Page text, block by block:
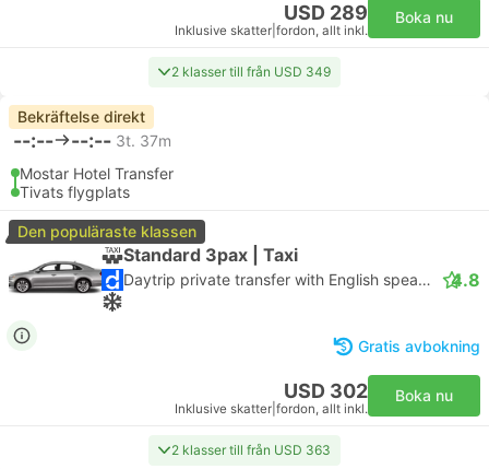
USD 289
Inklusive skatter fordon, allt inkl.
Boka nu
2 klasser till från USD 349
Bekräftelse direkt
--:-- --:-- 3t. 37m
Mostar Hotel Transfer
Tivats flygplats
Den populäraste klassen
Standard 3pax | Taxi
Daytrip private transfer with English speaking driver 4.8
Gratis avbokning
USD 302
Inklusive skatter fordon, allt inkl.
Boka nu
2 klasser till från USD 363